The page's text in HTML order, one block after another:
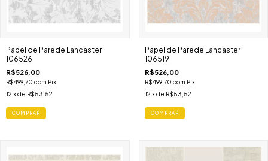
Papel de Parede Lancaster
106526
R$526,00
R$499,70 com Pix
12 x de R$53,52
COMPRAR
Papel de Parede Lancaster
106519
R$526,00
R$499,70 com Pix
12 x de R$53,52
COMPRAR